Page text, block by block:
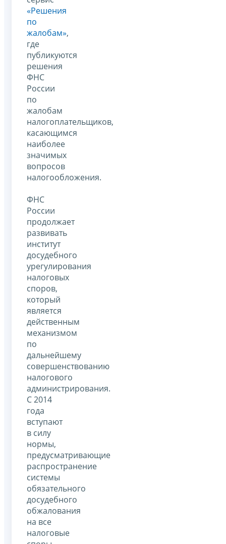
«Решения
по
жалобам»,
где
публикуются
решения
ФНС
России
по
жалобам
налогоплательщиков,
касающимся
наиболее
значимых
вопросов
налогообложения.
ФНС
России
продолжает
развивать
институт
досудебного
урегулирования
налоговых
споров,
который
является
действенным
механизмом
по
дальнейшему
совершенствованию
налогового
администрирования.
С 2014
года
вступают
в силу
нормы,
предусматривающие
распространение
системы
обязательного
досудебного
обжалования
на все
налоговые